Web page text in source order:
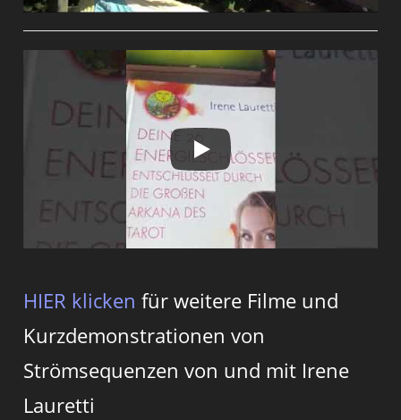
HIER klicken für weitere Filme und
Kurzdemonstrationen von
Strömsequenzen von und mit Irene
Lauretti